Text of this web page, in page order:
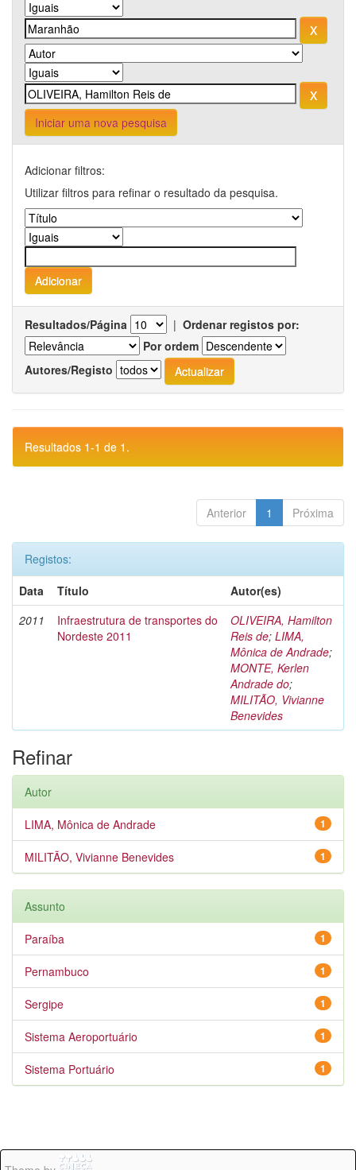
Iniciar uma nova pesquisa
Adicionar filtros:
Utilizar filtros para refinar o resultado da pesquisa.
Resultados/Página | Ordenar registos por:
Por ordem
Autores/Registo
Resultados 1-1 de 1.
Anterior 1 Próxima
Registos:
Data
Título
Autor(es)
2011
Infraestrutura de transportes do
Nordeste 2011
OLIVEIRA, Hamilton
Reis de; LIMA,
Mônica de Andrade;
MONTE, Kerlen
Andrade do;
MILITÃO, Vivianne
Benevides
Refinar
Autor
1
LIMA, Mônica de Andrade
1
MILITÃO, Vivianne Benevides
Assunto
1
Paraíba
1
Pernambuco
1
Sergipe
1
Sistema Aeroportuário
1
Sistema Portuário